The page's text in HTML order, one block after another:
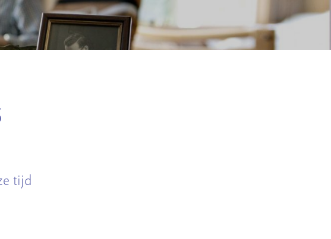
tijd